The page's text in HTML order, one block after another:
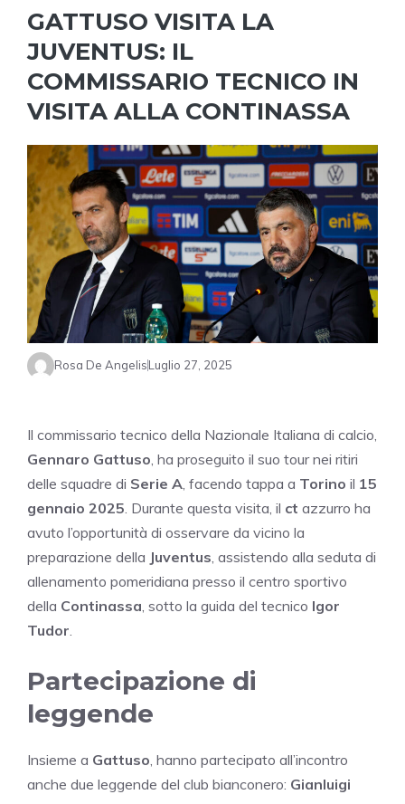
GATTUSO VISITA LA
JUVENTUS: IL
COMMISSARIO TECNICO IN
VISITA ALLA CONTINASSA
Rosa De AngelisLuglio 27, 2025
Il commissario tecnico della Nazionale Italiana di calcio,
Gennaro Gattuso , ha proseguito il suo tour nei ritiri
delle squadre di Serie A , facendo tappa a Torino il 15
gennaio 2025 . Durante questa visita, il ct azzurro ha
avuto l’opportunità di osservare da vicino la
preparazione della Juventus , assistendo alla seduta di
allenamento pomeridiana presso il centro sportivo
della Continassa , sotto la guida del tecnico Igor
Tudor
Partecipazione di
leggende
Insieme a Gattuso , hanno partecipato all’incontro
anche due leggende del club bianconero: Gianluigi